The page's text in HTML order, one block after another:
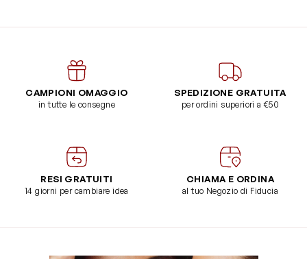
CAMPIONI OMAGGIO
in tutte le consegne
SPEDIZIONE GRATUITA
per ordini superiori a €50
RESI GRATUITI
14 giorni per cambiare idea
CHIAMA E ORDINA
al tuo Negozio di Fiducia